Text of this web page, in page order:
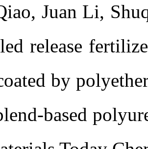
Juan Li,
release
by
based